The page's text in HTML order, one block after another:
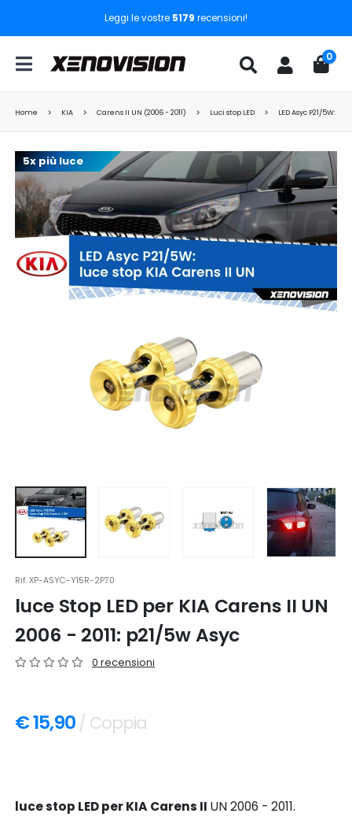
Leggi le vostre 5179 recensioni!
0
Home KIA Carens II UN (2006 - 2011) Luci stop LED LED Asyc P21/5W:
5x più luce
Rif.XP-ASYC-Y15R-2P70
luce Stop LED per KIA Carens II UN
2006 - 2011: p21/5w Asyc
0 recensioni
€ 15,90 / Coppia
luce stop LED per KIA Carens II UN 2006 - 2011.